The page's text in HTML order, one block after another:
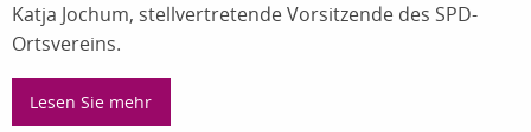
Katja Jochum, stellvertretende Vorsitzende des SPD-
Ortsvereins.
Lesen Sie mehr